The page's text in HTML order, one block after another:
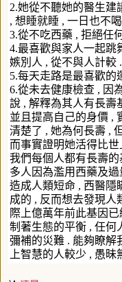
2.她從不聽她的醫生建
, 想睡就睡 , 一日也不
3.從不吃西藥 , 拒絕任
4.最喜歡與家人一起跳
嫉別人 , 從不與人計較 .
5.每天走路是最喜歡的
6.從未去健康檢查 , 因
說 , 解釋為其人有長壽
並且提高自己的身價 ,
清楚了 , 她為何長壽 ,
而事實證明她活得比
我們每個人都有長壽
多人因為濫用西藥及
造成人類短命 , 西醫隱
成的 , 反而想去發現人
際上億萬年前此基因
制著生態的平衡 , 任何
彌補的災難 . 能夠瞭解
上智慧的人較少 , 愚